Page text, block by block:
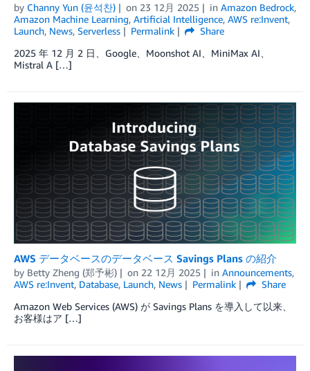
by Channy Yun (윤석찬) on 23 12月 2025 in Amazon Bedrock,
Amazon Machine Learning, Artificial Intelligence, AWS re:Invent,
Launch, News, Serverless Permalink
Share
2025 年 12 月 2 日、Google、Moonshot AI、MiniMax AI、
Mistral A […]
AWS データベースのデータベース Savings Plans の紹介
by Betty Zheng (郑予彬) on 22 12月 2025 in Announcements,
AWS re:Invent, Database, Launch, News Permalink
Share
Amazon Web Services (AWS) が Savings Plans を導入して以来、
お客様はア […]